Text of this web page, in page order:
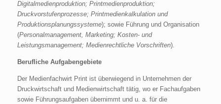
Digitalmedienproduktion; Printmedienproduktion;
Druckvorstufenprozesse; Printmedienkalkulation und
Produktionsplanungssysteme); sowie Führung und Organisation
(Personalmanagement, Marketing; Kosten- und
Leistungsmanagement; Medienrechtliche Vorschriften).
Berufliche Aufgabengebiete
Der Medienfachwirt Print ist überwiegend in Unternehmen der
Druckwirtschaft und Medienwirtschaft tätig, wo er Fachaufgaben
sowie Führungsaufgaben übernimmt und u. a. für die